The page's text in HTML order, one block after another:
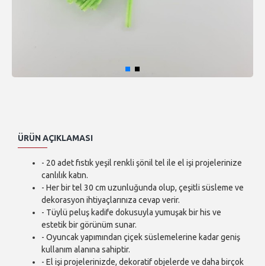
ÜRÜN AÇIKLAMASI
- 20 adet fıstık yeşil renkli şönil tel ile el işi projelerinize
canlılık katın.
- Her bir tel 30 cm uzunluğunda olup, çeşitli süsleme ve
dekorasyon ihtiyaçlarınıza cevap verir.
- Tüylü peluş kadife dokusuyla yumuşak bir his ve
estetik bir görünüm sunar.
- Oyuncak yapımından çiçek süslemelerine kadar geniş
kullanım alanına sahiptir.
- El işi projelerinizde, dekoratif objelerde ve daha birçok